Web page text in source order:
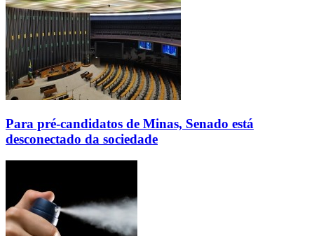
Para pré-candidatos de Minas, Senado está
desconectado da sociedade